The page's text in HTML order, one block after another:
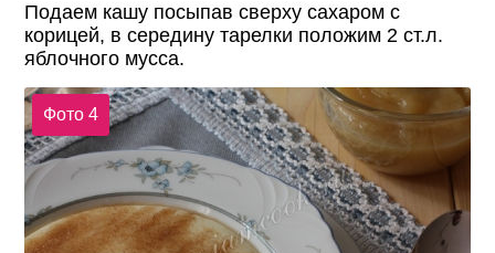
Подаем кашу посыпав сверху сахаром с
корицей, в середину тарелки положим 2 ст.л.
яблочного мусса.
Фото 4